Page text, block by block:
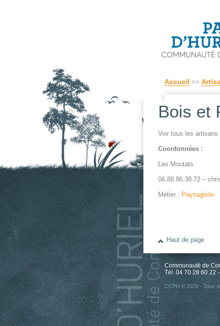
Accueil >>
Bois et
Voir tous les
Coordonnées :
Les Moutats
06.88.86.38.72 –
Métier : Paysagiste
Haut de page
Communauté de
Tél. 04 70 28 60 22
CCPH © 2026 - Tous